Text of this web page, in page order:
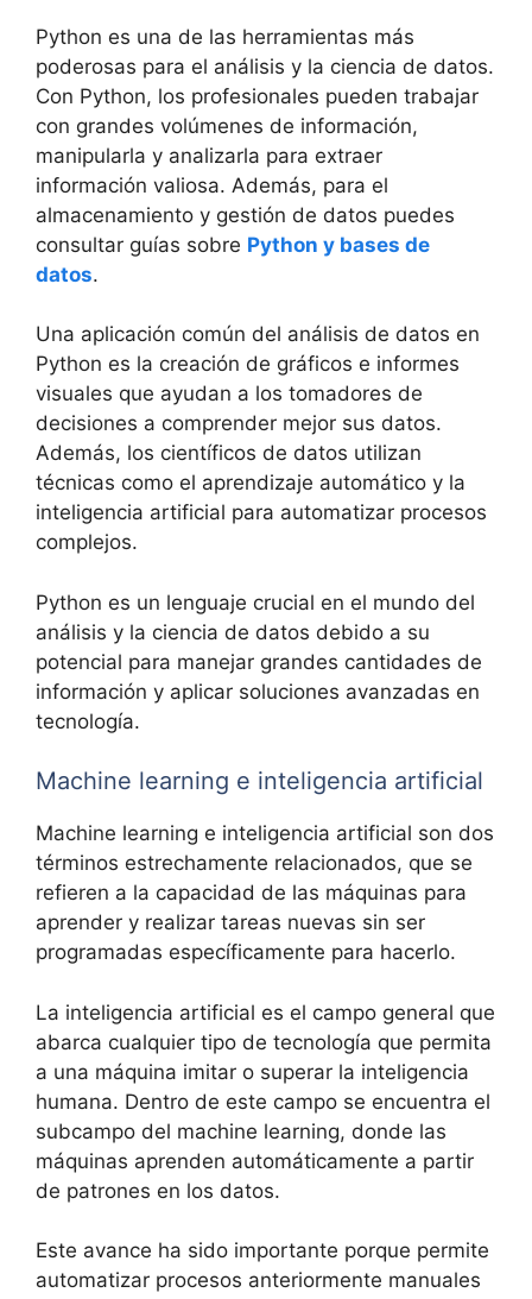
Python es una de las herramientas más
poderosas para el análisis y la ciencia de datos.
Con Python, los profesionales pueden trabajar
con grandes volúmenes de información,
manipularla y analizarla para extraer
información valiosa. Además, para el
almacenamiento y gestión de datos puedes
consultar guías sobre Python y bases de
datos.
Una aplicación común del análisis de datos en
Python es la creación de gráficos e informes
visuales que ayudan a los tomadores de
decisiones a comprender mejor sus datos.
Además, los científicos de datos utilizan
técnicas como el aprendizaje automático y la
inteligencia artificial para automatizar procesos
complejos.
Python es un lenguaje crucial en el mundo del
análisis y la ciencia de datos debido a su
potencial para manejar grandes cantidades de
información y aplicar soluciones avanzadas en
tecnología.
Machine learning e inteligencia artificial
Machine learning e inteligencia artificial son dos
términos estrechamente relacionados, que se
refieren a la capacidad de las máquinas para
aprender y realizar tareas nuevas sin ser
programadas específicamente para hacerlo.
La inteligencia artificial es el campo general que
abarca cualquier tipo de tecnología que permita
a una máquina imitar o superar la inteligencia
humana. Dentro de este campo se encuentra el
subcampo del machine learning, donde las
máquinas aprenden automáticamente a partir
de patrones en los datos.
Este avance ha sido importante porque permite
automatizar procesos anteriormente manuales